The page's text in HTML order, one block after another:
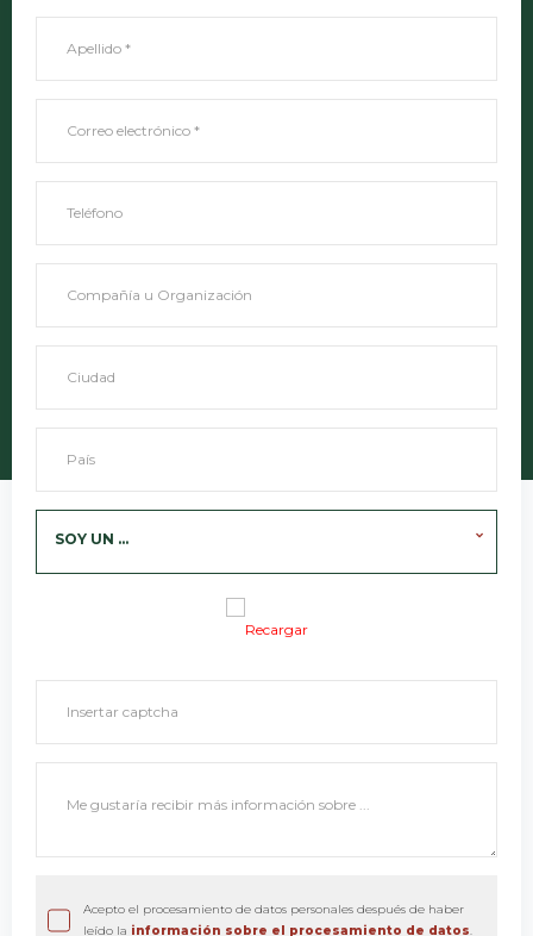
SOY UN ...
Recargar
Acepto el procesamiento de datos personales después de haber
leído la información sobre el procesamiento de datos.